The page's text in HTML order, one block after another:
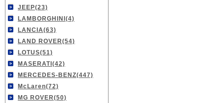
JEEP(23)
LAMBORGHINI(4)
LANCIA(63)
LAND ROVER(54)
LOTUS(51)
MASERATI(42)
MERCEDES-BENZ(447)
McLaren(72)
MG ROVER(50)